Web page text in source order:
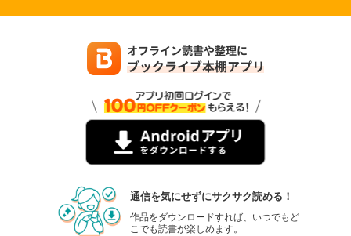
通信を気にせずにサクサク読める！
作品をダウンロードすれば、いつでもど
こでも読書が楽しめます。